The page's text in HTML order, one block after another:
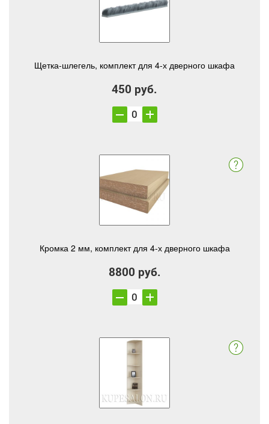
Щетка-шлегель, комплект для 4-х дверного шкафа
450 руб.
Кромка 2 мм, комплект для 4-х дверного шкафа
8800 руб.